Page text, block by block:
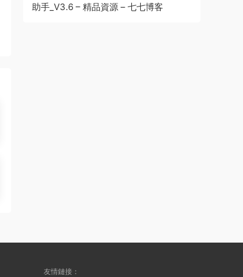
助手_V3.6 – 精品資源 – 七七博客
友情鏈接：